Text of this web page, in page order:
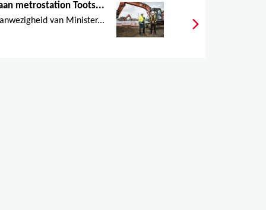
metrostation Toots...
van Minister...